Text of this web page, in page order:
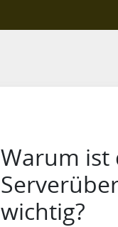
Warum ist
wichtig?